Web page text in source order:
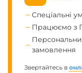
Спеціальні
Працюємо з
замовлення
Звертайтесь в